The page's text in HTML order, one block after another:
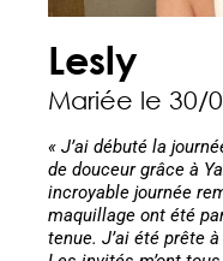
Lesly
Mariée le 30/
« J’ai débuté la
de douceur grâce à
incroyable journée
maquillage ont été
tenue. J’ai été prête